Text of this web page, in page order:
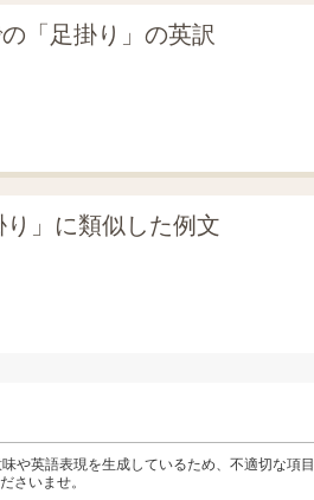
「足掛り」の英訳
」に類似した例文
や英語表現を生成しているため、不適切な項目
さいませ。